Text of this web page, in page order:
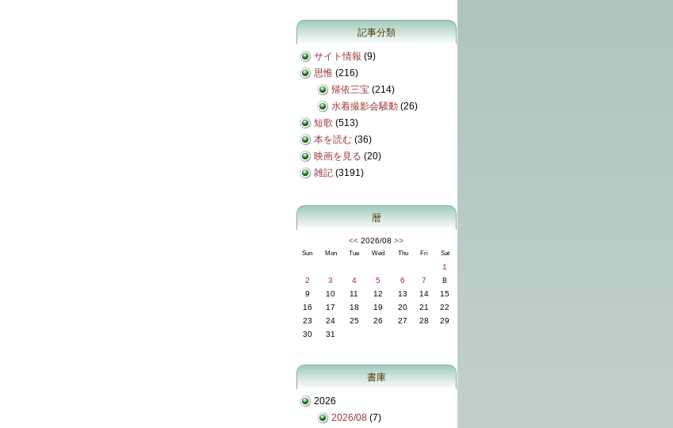
記事分類
サイト情報 (9)
思惟 (216)
帰依三宝 (214)
水着撮影会騒動 (26)
短歌 (513)
本を読む (36)
映画を見る (20)
雑記 (3191)
暦
<< 2026/08 >>
Sun Mon Tue Wed Thu Fri Sat
1
2
3 4 5 6 7
8
9
10 11 12 13 14
15
16
17 18 19 20 21
22
23
24 25 26 27 28
29
30
31
書庫
2026
2026/08 (7)